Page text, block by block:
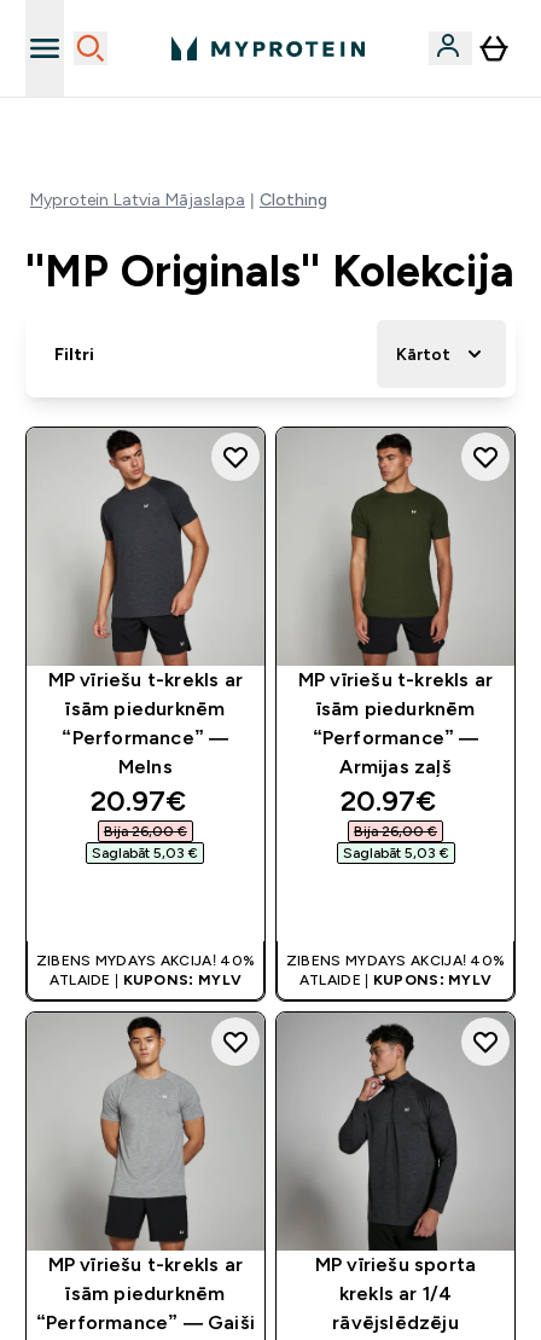
Myprotein Latvia Mājaslapa Clothing
''MP Originals'' Kolekcija
Filtri Kārtot
MP vīriešu t-krekls ar
īsām piedurknēm
“Performance” —
Melns
discounted price
20.97€‎
Bija 26,00 €‎
Saglabāt 5,03 €‎
ZIBENS MYDAYS AKCIJA! 40%
ATLAIDE |
KUPONS: MYLV
MP vīriešu t-krekls ar
īsām piedurknēm
“Performance” —
Armijas zaļš
discounted
20.97€‎
Bija 26,00 €‎
Saglabāt 5,03 €‎
ZIBENS MYDAYS AKCIJA! 40%
ATLAIDE | KUPONS: MYLV
MP vīriešu t-krekls ar
īsām piedurknēm
“Performance” — Gaiši
MP vīriešu sporta
krekls ar 1/4
rāvējslēdzēju